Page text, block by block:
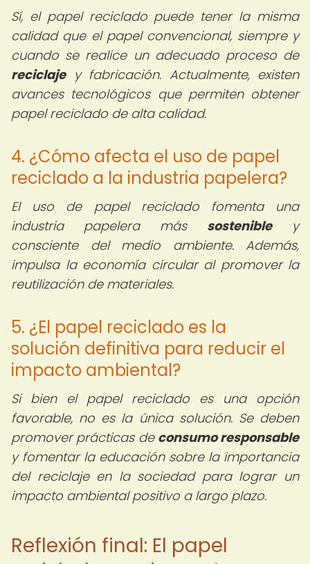
Sí, el papel reciclado puede tener la misma
calidad que el papel convencional, siempre y
cuando se realice un adecuado proceso de
reciclajey fabricación. Actualmente, existen
avances tecnológicos que permiten obtener
papel reciclado de alta calidad.
4. ¿Cómo afecta el uso de papel
reciclado a la industria papelera?
El uso de papel reciclado fomenta una
industria papelera más sostenibley
consciente del medio ambiente. Además,
impulsa la economía circular al promover la
reutilización de materiales.
5. ¿El papel reciclado es la
solución definitiva para reducir el
impacto ambiental?
Si bien el papel reciclado es una opción
favorable, no es la única solución. Se deben
promover prácticas de consumo responsable
y fomentar la educación sobre la importancia
del reciclaje en la sociedad para lograr un
impacto ambiental positivo a largo plazo.
Reflexión final: El papel